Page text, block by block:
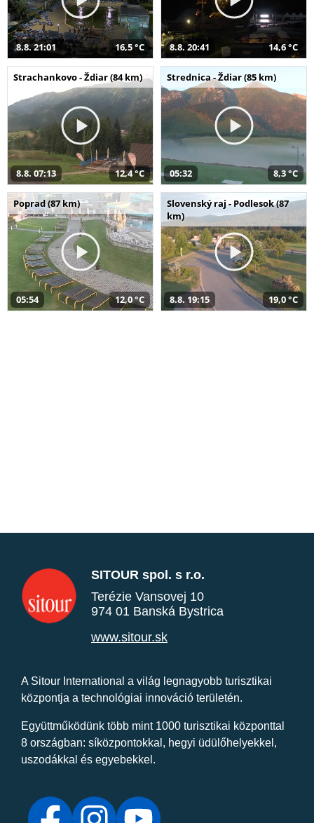
8.8. 21:01 16,5 °C 8.8. 20:41 14,6 °C
Strachankovo - Ždiar (84 km)
8.8. 07:13 12,4 °C
Strednica - Ždiar (85 km)
05:32 8,3 °C
Poprad (87 km)
05:54 12,0 °C
Slovenský raj - Podlesok (87
km)
8.8. 19:15 19,0 °C
SITOUR spol. s r.o.
Terézie Vansovej 10
974 01 Banská Bystrica
www.sitour.sk
A Sitour International a világ legnagyobb turisztikai
központja a technológiai innováció területén.
Együttműködünk több mint 1000 turisztikai központtal
8 országban: síközpontokkal, hegyi üdülőhelyekkel,
uszodákkal és egyebekkel.